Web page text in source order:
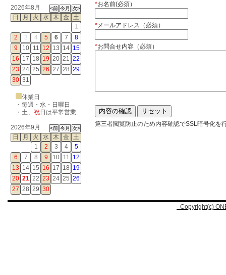
2026年8月
日
月 火 水 木 金
土
1
2
3 4 5 6 7
8
9
10 11 12 13 14 15
16 17 18 19 20 21 22
23 24 25 26 27 28 29
30 31
休業日
・毎週・水・日曜日
・ 土、 祝日は平常営業
2026年9月
日
月 火 水 木 金
土
1
2 3 4
5
6
7 8 9 10 11 12
13 14 15 16 17 18 19
20 21 22 23 24 25 26
27 28 29 30
*お名前(必須）
*メールアドレス（必須）
*お問合せ内容（必須）
第三者閲覧防止のため内容確認でSSL暗号化を
- Copyright(c)